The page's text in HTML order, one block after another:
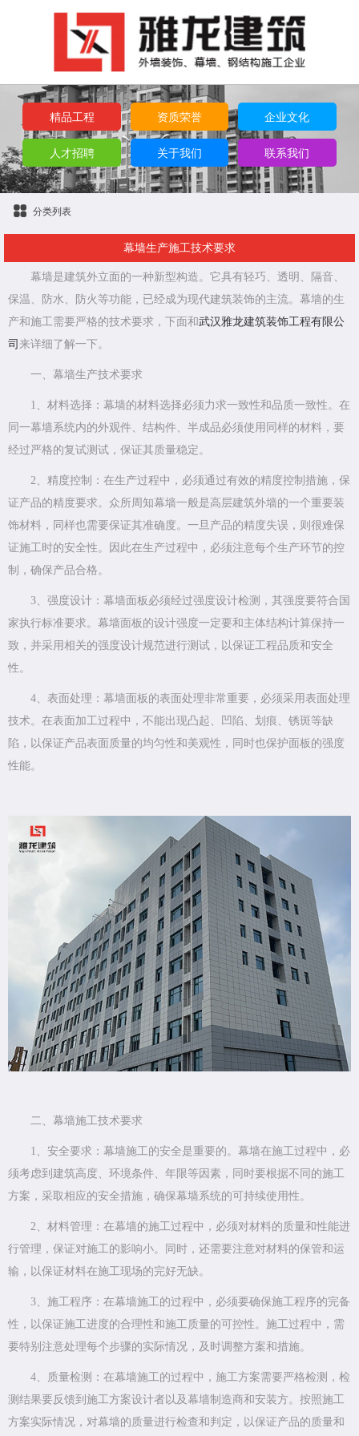
精品工程 资质荣誉 企业文化
人才招聘 关于我们 联系我们
分类列表
幕墙生产施工技术要求
幕墙是建筑外立面的一种新型构造。它具有轻巧、透明、隔音、
保温、防水、防火等功能，已经成为现代建筑装饰的主流。幕墙的生
产和施工需要严格的技术要求，下面和武汉雅龙建筑装饰工程有限公
司 来详细了解一下。
一、幕墙生产技术要求
1、材料选择：幕墙的材料选择必须力求一致性和品质一致性。在
同一幕墙系统内的外观件、结构件、半成品必须使用同样的材料，要
经过严格的复试测试，保证其质量稳定。
2、精度控制：在生产过程中，必须通过有效的精度控制措施，保
证产品的精度要求。众所周知幕墙一般是高层建筑外墙的一个重要装
饰材料，同样也需要保证其准确度。一旦产品的精度失误，则很难保
证施工时的安全性。因此在生产过程中，必须注意每个生产环节的控
制，确保产品合格。
3、强度设计：幕墙面板必须经过强度设计检测，其强度要符合国
家执行标准要求。幕墙面板的设计强度一定要和主体结构计算保持一
致，并采用相关的强度设计规范进行测试，以保证工程品质和安全
性。
4、表面处理：幕墙面板的表面处理非常重要，必须采用表面处理
技术。在表面加工过程中，不能出现凸起、凹陷、划痕、锈斑等缺
陷，以保证产品表面质量的均匀性和美观性，同时也保护面板的强度
性能。
二、幕墙施工技术要求
1、安全要求：幕墙施工的安全是重要的。幕墙在施工过程中，必
须考虑到建筑高度、环境条件、年限等因素，同时要根据不同的施工
方案，采取相应的安全措施，确保幕墙系统的可持续使用性。
2、材料管理：在幕墙的施工过程中，必须对材料的质量和性能进
行管理，保证对施工的影响小。同时，还需要注意对材料的保管和运
输，以保证材料在施工现场的完好无缺。
3、施工程序：在幕墙施工的过程中，必须要确保施工程序的完备
性，以保证施工进度的合理性和施工质量的可控性。施工过程中，需
要特别注意处理每个步骤的实际情况，及时调整方案和措施。
4、质量检测：在幕墙施工的过程中，施工方案需要严格检测，检
测结果要反馈到施工方案设计者以及幕墙制造商和安装方。按照施工
方案实际情况，对幕墙的质量进行检查和判定，以保证产品的质量和